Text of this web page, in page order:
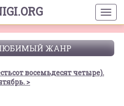
ЖАНР
восемьдесят четыре).